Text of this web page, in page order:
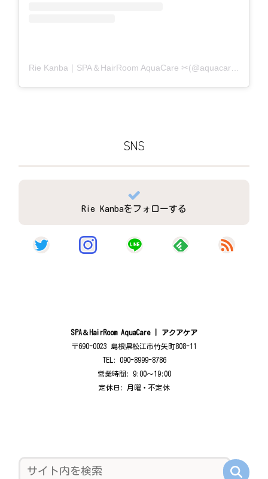
SNS
Rie Kanbaをフォローする
SPA＆HairRoom AquaCare | アクアケア
〒690-0023 島根県松江市竹矢町808-11
TEL: 090-8999-8786
営業時間: 9:00〜19:00
定休日: 月曜・不定休